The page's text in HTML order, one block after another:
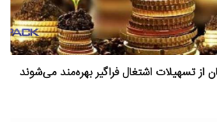
تسهیلات اشتغال فراگیر بهره‌مند می‌شوند